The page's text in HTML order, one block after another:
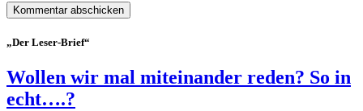
„Der Leser-Brief“
Wollen wir mal miteinander reden? So in
echt….?